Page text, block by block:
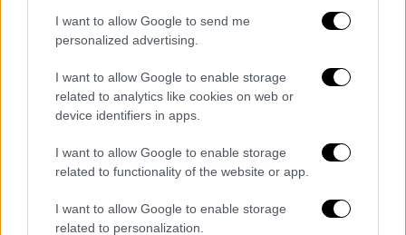
I want to allow Google to send me
personalized advertising.
I want to allow Google to enable storage
related to analytics like cookies on web or
device identifiers in apps.
I want to allow Google to enable storage
related to functionality of the website or app.
I want to allow Google to enable storage
related to personalization.
To έργο του Vincent Namatjira
«Σε κάποιους μπορεί να μην αρέσει, άλλοι
μπορεί να το βρίσκουν αστείο, αλλά ελπίζω
οι άνθρωποι να κοιτάξουν κάτω από την
πλευρά», πρόσθεσε οNamatjira.
Rinehart
είναι εκτελεστική πρόεδρος της
Hancock Prospecting,μιας ιδιωτικής